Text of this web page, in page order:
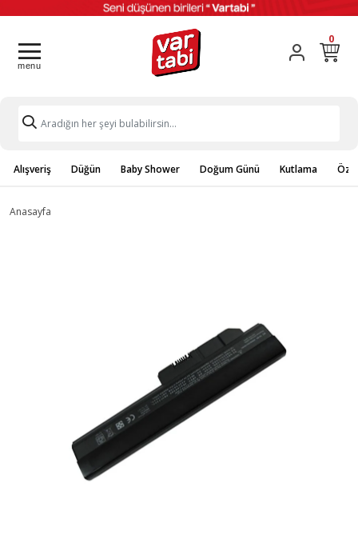
0
Alışveriş Düğün Baby Shower Doğum Günü Kutlama
Anasayfa